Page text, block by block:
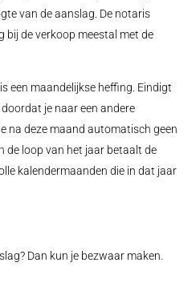
van de aanslag. De notaris
bij de verkoop meestal met de
een maandelijkse heffing. Eindigt
je naar een andere
na deze maand automatisch geen
de loop van het jaar betaalt de
kalendermaanden die in dat jaar
Dan kun je bezwaar maken.